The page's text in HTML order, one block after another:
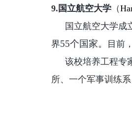
9. 国立航空大学 （
国立航空大学成
界55个国家。
目前
该校培养工程专
所、一个军事训练